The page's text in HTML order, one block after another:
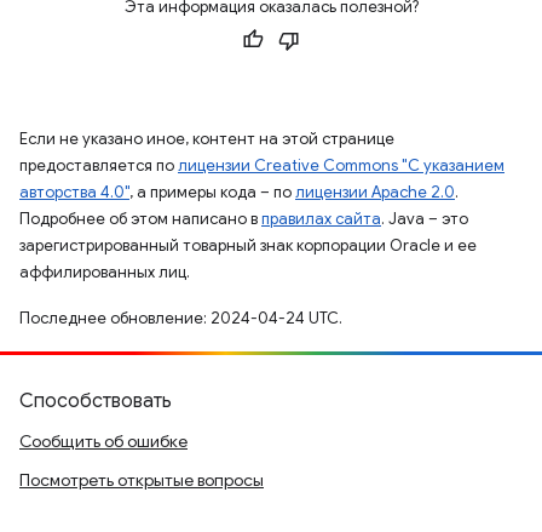
Эта информация оказалась полезной?
Если не указано иное, контент на этой странице
предоставляется полицензии Creative Commons "С указанием
авторства 4.0", а примеры кода – полицензии Apache 2.0.
Подробнее об этом написано вправилах сайта. Java – это
зарегистрированный товарный знак корпорации Oracle и ее
аффилированных лиц.
Последнее обновление: 2024-04-24 UTC.
Способствовать
Сообщить об ошибке
Посмотреть открытые вопросы